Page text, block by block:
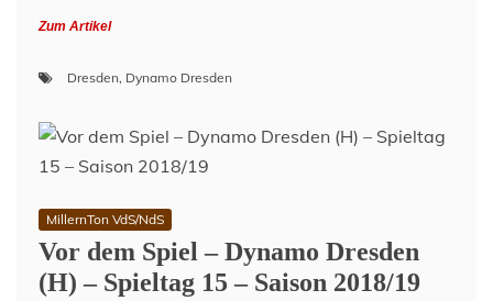
Zum Artikel
Dresden, Dynamo Dresden
MillernTon VdS/NdS
Vor dem Spiel – Dynamo Dresden
(H) – Spieltag 15 – Saison 2018/19